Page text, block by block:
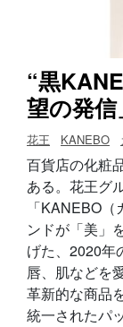
“黒
望の発信
花王 KANEBO
百貨店の化粧
ある。花王グ
「KANEBO
ンドが「美」
げた、2020年
唇、肌などを
革新的な商品
統一されたパ